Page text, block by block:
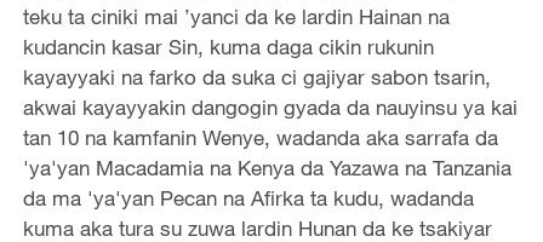
teku ta ciniki mai ’yanci da ke lardin Hainan na
kudancin kasar Sin, kuma daga cikin rukunin
kayayyaki na farko da suka ci gajiyar sabon tsarin,
akwai kayayyakin dangogin gyada da nauyinsu ya kai
tan 10 na kamfanin Wenye, wadanda aka sarrafa da
'ya'yan Macadamia na Kenya da Yazawa na Tanzania
da ma 'ya'yan Pecan na Afirka ta kudu, wadanda
kuma aka tura su zuwa lardin Hunan da ke tsakiyar